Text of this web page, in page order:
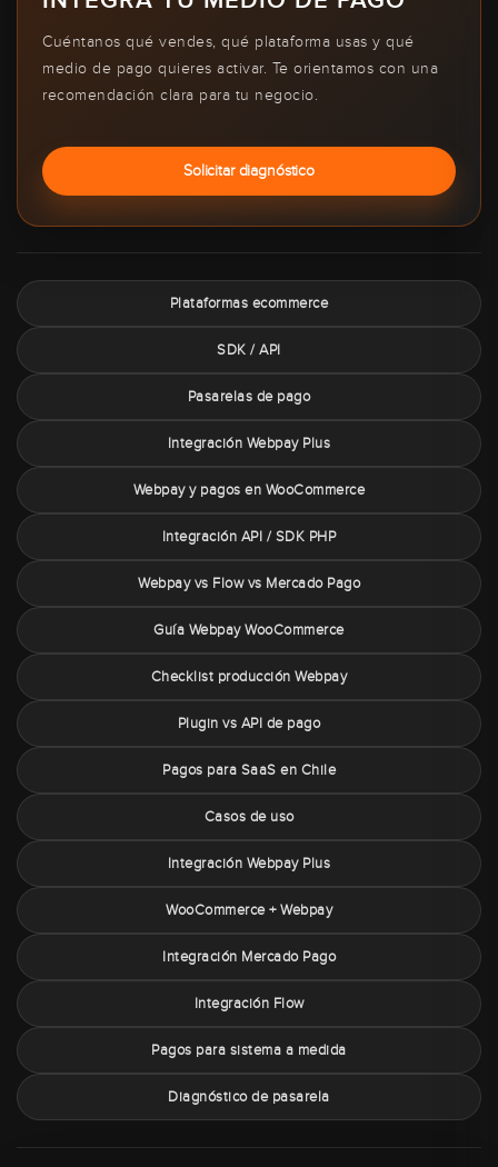
Cuéntanos qué vendes, qué plataforma usas y qué
medio de pago quieres activar. Te orientamos con una
recomendación clara para tu negocio.
Solicitar diagnóstico
Plataformas ecommerce
SDK / API
Pasarelas de pago
Integración Webpay Plus
Webpay y pagos en WooCommerce
Integración API / SDK PHP
Webpay vs Flow vs Mercado Pago
Guía Webpay WooCommerce
Checklist producción Webpay
Plugin vs API de pago
Pagos para SaaS en Chile
Casos de uso
Integración Webpay Plus
WooCommerce + Webpay
Integración Mercado Pago
Integración Flow
Pagos para sistema a medida
Diagnóstico de pasarela